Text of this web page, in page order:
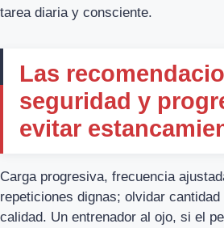
tarea diaria y consciente.
Las
seguridad y
evitar
Carga progresiva, frecuencia
repeticiones dignas; olvidar
calidad. Un entrenador al ojo, si el